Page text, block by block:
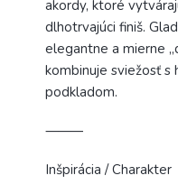
akordy, ktoré
dlhotrvajúci finiš.
elegantne a mierne
kombinuje sviežosť s
podkladom.
⸻
Inšpirácia / Charakter